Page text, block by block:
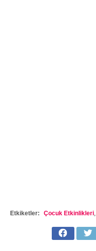
Etkiketler: Çocuk Etkinlikleri,